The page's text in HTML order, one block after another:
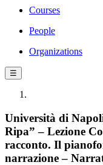
Courses
People
Organizations
☰
Università di
Ripa” – Lezione
racconto. Il
narrazione –